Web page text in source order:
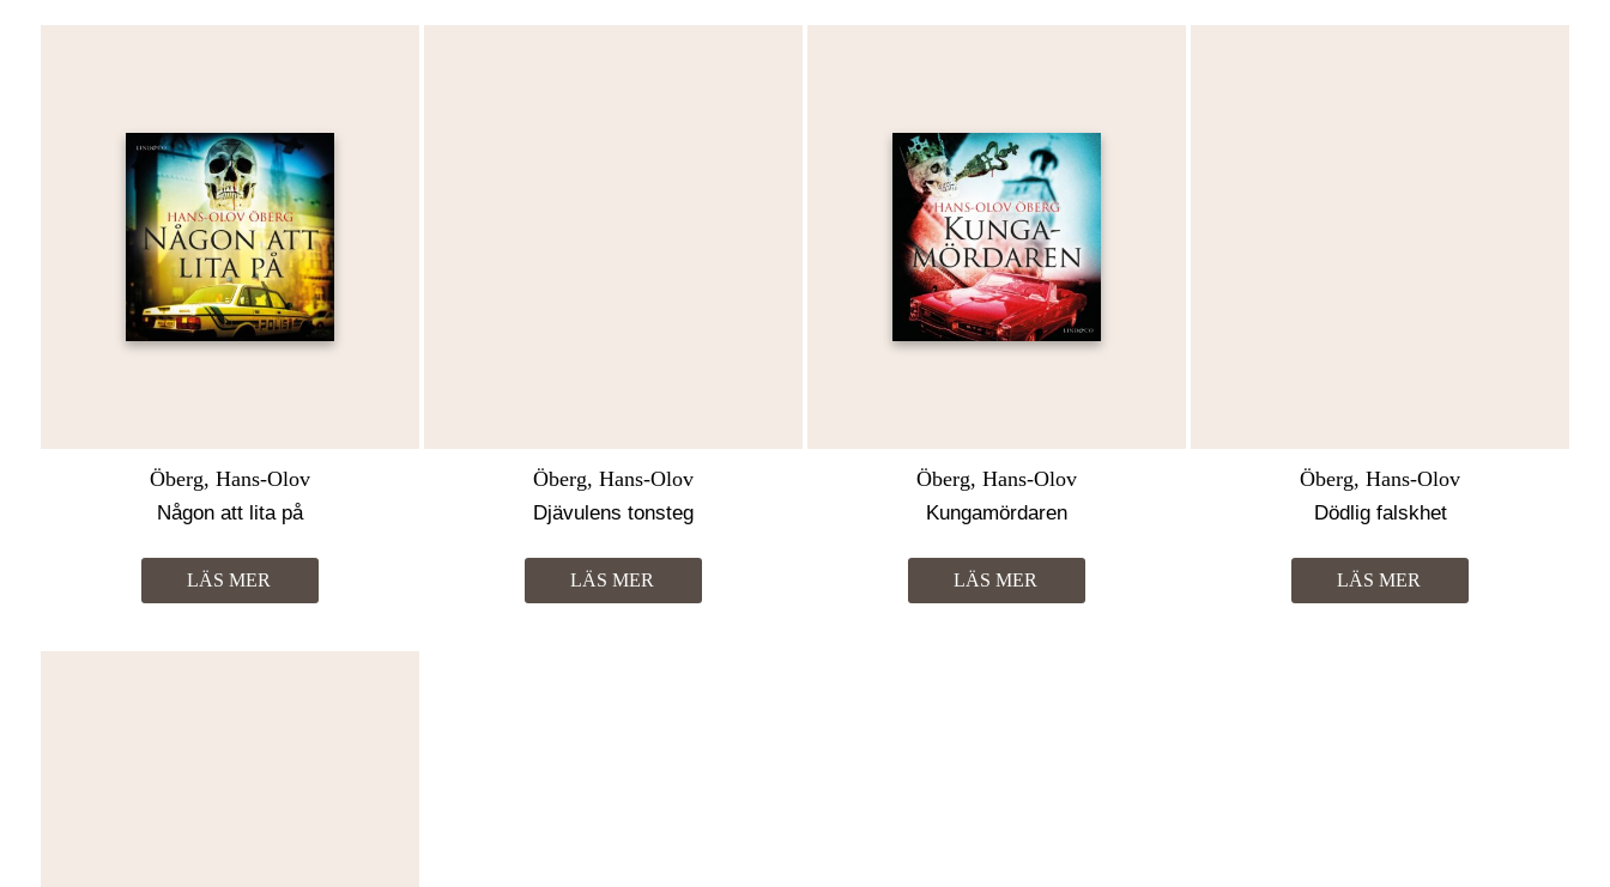
Öberg, Hans-Olov
Någon att lita på
LÄS MER
Öberg, Hans-Olov
Djävulens tonsteg
LÄS MER
Öberg, Hans-Olov
Kungamördaren
LÄS MER
Öberg, Hans-Olov
Dödlig falskhet
LÄS MER